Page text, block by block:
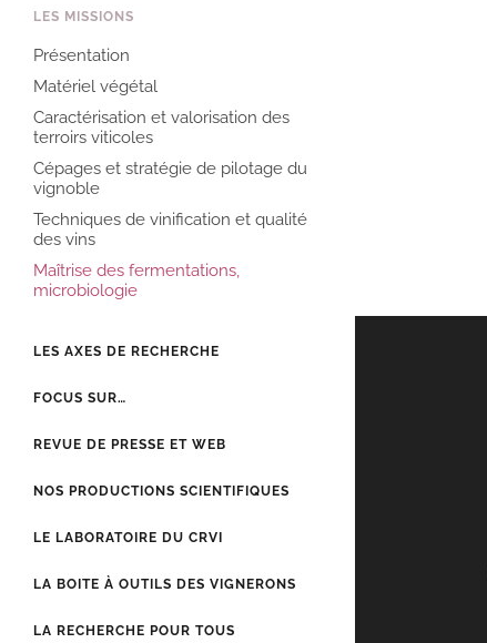
LES MISSIONS
Présentation
Matériel végétal
Caractérisation et valorisation des
terroirs viticoles
Cépages et stratégie de pilotage du
vignoble
Techniques de vinification et qualité
des vins
Maîtrise des fermentations,
microbiologie
LES AXES DE RECHERCHE
FOCUS SUR…
REVUE DE PRESSE ET WEB
NOS PRODUCTIONS SCIENTIFIQUES
LE LABORATOIRE DU CRVI
LA BOITE À OUTILS DES VIGNERONS
LA RECHERCHE POUR TOUS